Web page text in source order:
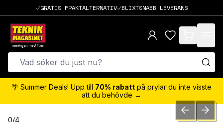
GRATIS FRAKTALTERNATIV BLIXTSNABB LEVERANS
items in cart,
🌴 Summer Deals! Upp till 70% rabatt på prylar du inte visste
att du behövde →
0/4 PREVIOUSNEXT